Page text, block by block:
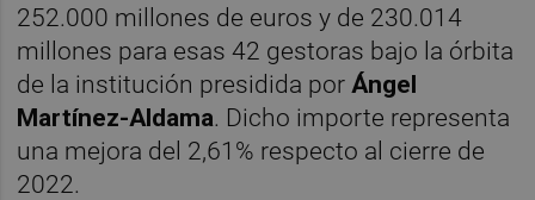
252.000 millones de euros y de 230.014
millones para esas 42 gestoras bajo la órbita
de la institución presidida porÁngel
Martínez-Aldama. Dicho importe representa
una mejora del 2,61% respecto al cierre de
2022.